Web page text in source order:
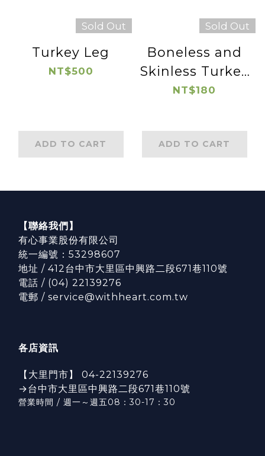
Sold Out
Turkey Leg
NT$500
ADD TO CART
Sold Out
Boneless and
Skinless Turkey
Breast Cube
NT$180
ADD TO CART
【聯絡我們】
有心事業股份有限公司
統一編號：53298607
地址 / 412台中市大里區中興路二段671巷110號
電話 / (04) 22139276
電郵 / service@withheart.com.tw
各店資訊
【大里門市】 04-22139276
→台中市大里區中興路二段671巷110號
營業時間 / 週一～週五08：30-17：30